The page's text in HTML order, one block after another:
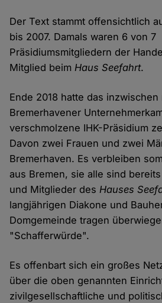
Der Text stammt offensichtlich
bis 2007. Damals waren 6 von 7
Präsidiumsmitgliedern der
Mitglied beimHaus Seefahrt.
Ende 2018 hatte das inzwischen
Bremerhavener
verschmolzene IHK-Präsidium
Davon zwei Frauen und zwei
Bremerhaven. Es verbleiben
aus Bremen, sie alle sind
und Mitglieder desHauses
langjährigen Diakone und
Domgemeinde tragen
"Schafferwürde".
Es offenbart sich ein großes
über die oben genannten
zivilgesellschaftliche und